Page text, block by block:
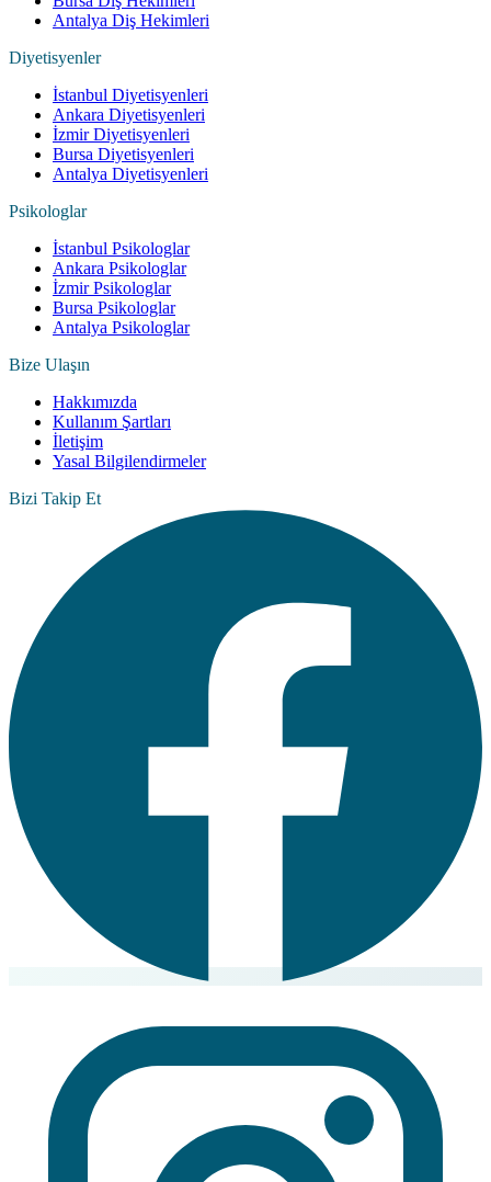
Antalya Diş Hekimleri
Diyetisyenler
İstanbul Diyetisyenleri
Ankara Diyetisyenleri
İzmir Diyetisyenleri
Bursa Diyetisyenleri
Antalya Diyetisyenleri
Psikologlar
İstanbul Psikologlar
Ankara Psikologlar
İzmir Psikologlar
Bursa Psikologlar
Antalya Psikologlar
Bize Ulaşın
Hakkımızda
Kullanım Şartları
İletişim
Yasal Bilgilendirmeler
Bizi Takip Et